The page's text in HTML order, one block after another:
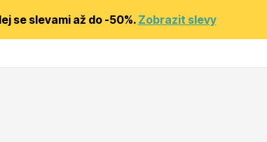
se slevami až do -50%. Zobrazit slevy